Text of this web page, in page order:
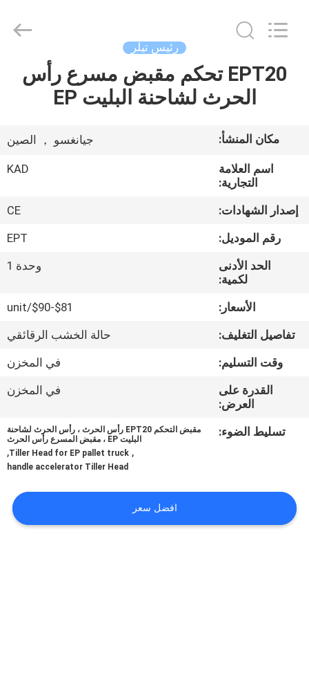
الصفحة
الرئيسية
منتجات
أشرطة
فيديو
معلومات
في
المعمل
الجودة
بنا
Machinery
Co.,Ltd.
رئيس تيلر
EPT20 تحكم مقبض مسرع رأس
الحرث لشاحنة البليت EP
مكان المنشأ: جيانغسو ， الصين
اسم العلامة
التجارية:
KAD
إصدار الشهادات:
CE
رقم الموديل:
EPT
الحد الأدنى
لكمية:
وحدة 1
الأسعار:
$81-$90/unit
تفاصيل التغليف:
حالة الخشب الرقائقي
وقت التسليم:
في المخزن
القدرة على
العرض:
في المخزن
تسليط الضوء:
مقبض التحكم EPT20 رأس الحرث ، رأس الحرث لشاحنة
البليت EP ، مقبض المسرع رأس الحرث
,
Tiller Head for EP pallet truck
,
handle accelerator Tiller Head
افضل سعر